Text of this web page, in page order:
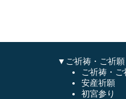
▼ご祈祷・ご祈願
ご祈祷・
安産祈願
初宮参り